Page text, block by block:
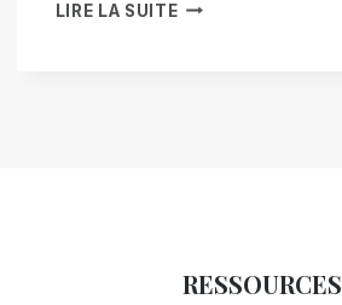
LIRE LA SUITEVOICI
RESSOURCES